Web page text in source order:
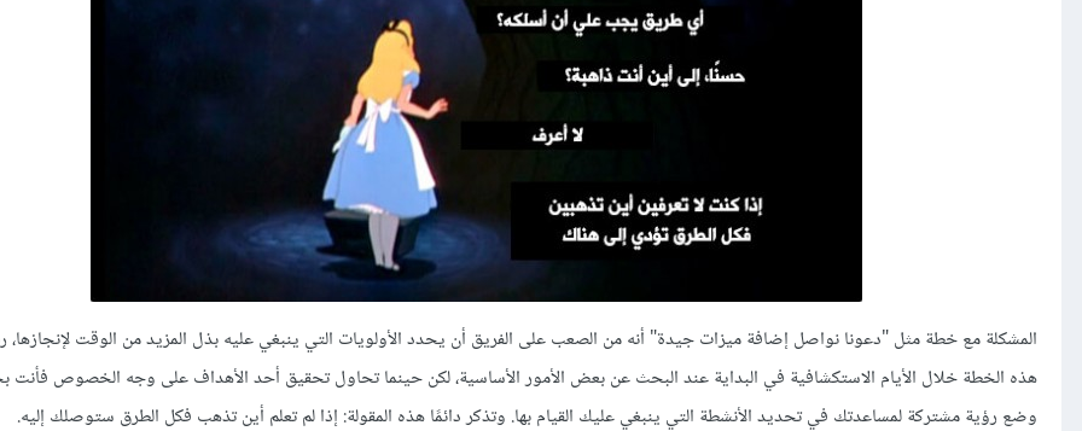
المشكلة مع خطة مثل "دعونا نواصل إضافة ميزات جيدة" أنه من الصعب على الفريق أن يحدد الأولويات التي ينبغي عليه بذل المزيد من الوقت لإنجازها،
هذه الخطة خلال الأيام الاستكشافية في البداية عند البحث عن بعض الأمور الأساسية، لكن حينما تحاول تحقيق أحد الأهداف على وجه الخصوص فأنت
وضع رؤية مشتركة لمساعدتك في تحديد الأنشطة التي ينبغي عليك القيام بها. وتذكر دائمًا هذه المقولة: إذا لم تعلم أين تذهب فكل الطرق ستوصلك إليه.